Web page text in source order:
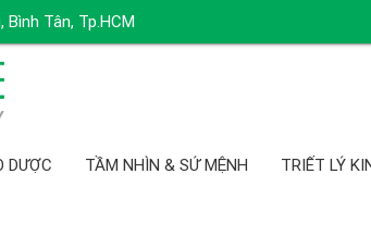
Tân, Tp.HCM
DƯỢC TẦM NHÌN & SỨ MỆNH TRIẾT LÝ